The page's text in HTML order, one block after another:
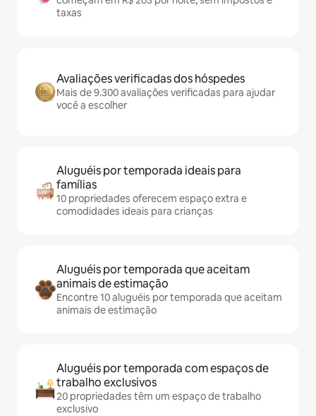
taxas
Avaliações verificadas dos hóspedes
Mais de 9.300 avaliações verificadas para ajudar
você a escolher
Aluguéis por temporada ideais para
famílias
10 propriedades oferecem espaço extra e
comodidades ideais para crianças
Aluguéis por temporada que aceitam
animais de estimação
Encontre 10 aluguéis por temporada que aceitam
animais de estimação
Aluguéis por temporada com espaços de
trabalho exclusivos
20 propriedades têm um espaço de trabalho
exclusivo